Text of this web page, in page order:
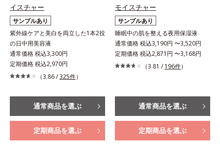
イスチャー
サンプルあり
紫外線ケアと美白を両立した1本2役
の日中用美容液
通常価格 税込3,300円
定期価格 税込2,970円
（3.86 /325件）
通常商品を選ぶ
定期商品を選ぶ
モイスチャー
サンプルあり
睡眠中の肌を整える夜用保湿液
通常価格 税込3,190円 〜3,520円
定期価格 税込2,871円 〜3,168円
（3.81 / 196件）
通常商品を選ぶ
定期商品を選ぶ